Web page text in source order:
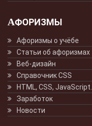
АФОРИЗМЫ
Афоризмы о учёбе
Статьи об афоризмах
Веб-дизайн
Справочник CSS
HTML, CSS, JavaScript.
Заработок
Новости